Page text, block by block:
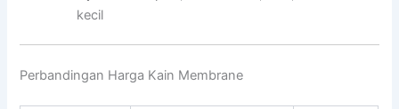
kecil
Perbandingan Harga Kain Membrane